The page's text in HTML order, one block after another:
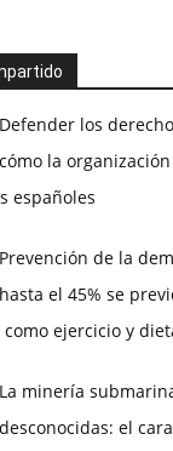
Defender los
cómo la
españoles
Prevención de la
hasta el 45% se
ejercicio y
La minería
desconocidas: el